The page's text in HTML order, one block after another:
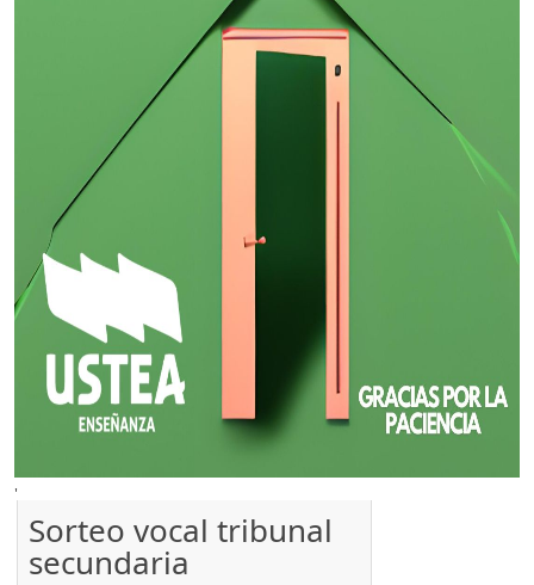
'
Sorteo vocal tribunal
secundaria